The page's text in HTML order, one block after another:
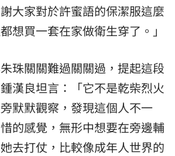
大家對於許蜜語的保潔服這麼
想買一套在家做衛生穿了。」
珠關關難過關關過，提起這段
鍾漢良坦言：「它不是乾柴烈火
默默觀察，發現這個人不一
的感覺，無形中想要在旁邊輔
去打仗，比較像成年人世界的